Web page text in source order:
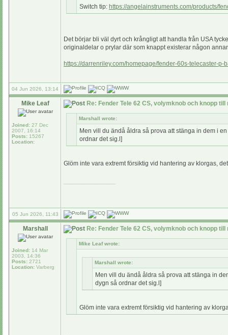
Switch tip: https://angelainstruments.com/products/
Det börjar bli väl dyrt och krångligt att handla från USA
originaldelar o prylar där som knappt existerar någon
https://darrenriley.com/homepage/fender-60s-telecaster-
04 Jun 2026, 13:14
Mike Leaf
Joined: 27 Dec
2007, 16:14
Posts: 15267
Location:
Re: Fender Tele 62 CS, volymknob och knopp
Marshall wrote:
Men vill du ändå åldra så prova att stänga in dem i
ordnar det sig.l]
Glöm inte vara extremt försiktig vid hantering av klorgas,
05 Jun 2026, 11:43
Marshall
Joined: 14 Mar
2003, 14:36
Posts: 2721
Location: Varberg
Re: Fender Tele 62 CS, volymknob och knopp
Mike Leaf wrote:
Marshall wrote:
Men vill du ändå åldra så prova att stänga in
dygn så ordnar det sig.l]
Glöm inte vara extremt försiktig vid hantering av